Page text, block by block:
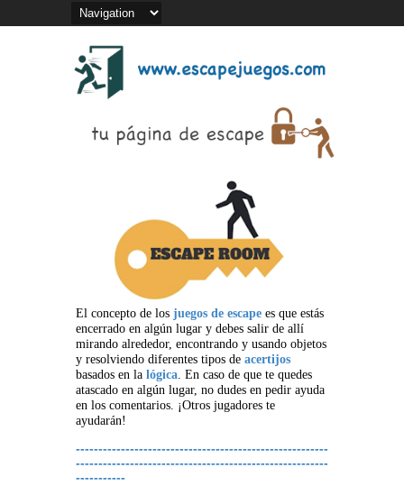
El concepto de los juegos de escape es que estás
encerrado en algún lugar y debes salir de allí
mirando alrededor, encontrando y usando objetos
y resolviendo diferentes tipos de acertijos
basados en la lógica. En caso de que te quedes
atascado en algún lugar, no dudes en pedir ayuda
en los comentarios. ¡Otros jugadores te
ayudarán!
--------------------------------------------------------
--------------------------------------------------------
-----------